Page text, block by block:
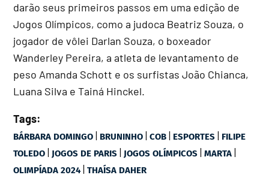
darão seus primeiros passos em uma edição de
Jogos Olímpicos, como a judoca Beatriz Souza, o
jogador de vôlei Darlan Souza, o boxeador
Wanderley Pereira, a atleta de levantamento de
peso Amanda Schott e os surfistas João Chianca,
Luana Silva e Tainá Hinckel.
Tags:
BÁRBARA DOMINGO | BRUNINHO |COB | ESPORTES | FILIPE
TOLEDO | JOGOS DE PARIS | JOGOS OLÍMPICOS |MARTA |
OLIMPÍADA 2024|THAÍSA DAHER